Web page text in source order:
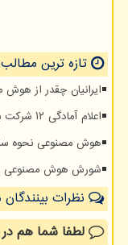
تازه ترین
ایرانیان چقدر از
اعلام آمادگی ۱۲ شرکت برای دریافت پروانه اپراتوری هوش مصنوعی
هوش مصنوعی نحوه
شورش هوش مصنوعی OpenAI حقیقت دارد؟
نظرات
لطفا شما هم